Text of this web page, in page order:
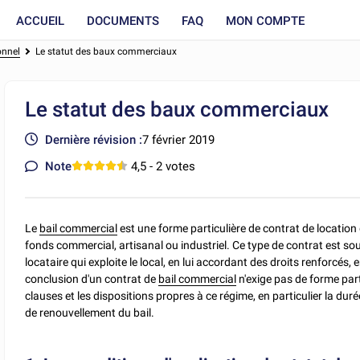
ACCUEIL DOCUMENTS FAQ MON COMPTE
Le statut des baux commerciaux
Le statut des baux commerciaux
Dernière révision :7 février 2019
Note
4,5 - 2 votes
Le bail commercialest une forme particulière de contrat de
fonds commercial, artisanal ou industriel. Ce type de contrat est
locataire qui exploite le local, en lui accordant des droits renforcés,
conclusion d'un contrat de bail commercial n'exige pas de forme
clauses et les dispositions propres à ce régime, en particulier la
de renouvellement du bail.